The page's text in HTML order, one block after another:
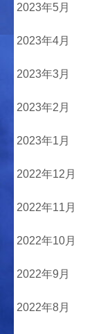
2023年5月
2023年4月
2023年3月
2023年2月
2023年1月
2022年12月
2022年11月
2022年10月
2022年9月
2022年8月